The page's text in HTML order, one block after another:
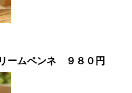
ームペンネ ９８０円